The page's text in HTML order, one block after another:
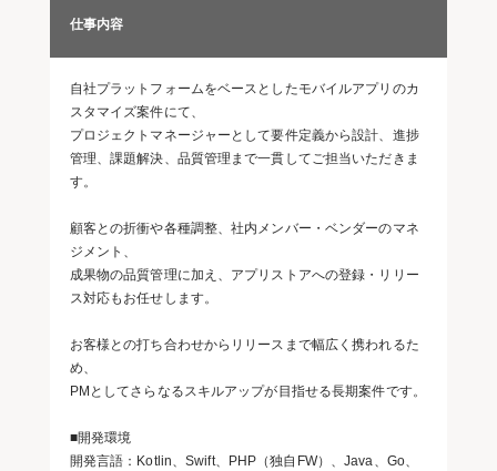
仕事内容
自社プラットフォームをベースとしたモバイルアプリのカ
スタマイズ案件にて、
プロジェクトマネージャーとして要件定義から設計、進捗
管理、課題解決、品質管理まで一貫してご担当いただきま
す。
顧客との折衝や各種調整、社内メンバー・ベンダーのマネ
ジメント、
成果物の品質管理に加え、アプリストアへの登録・リリー
ス対応もお任せします。
お客様との打ち合わせからリリースまで幅広く携われるた
め、
PMとしてさらなるスキルアップが目指せる長期案件です。
■開発環境
開発言語：Kotlin、Swift、PHP（独自FW）、Java、Go、